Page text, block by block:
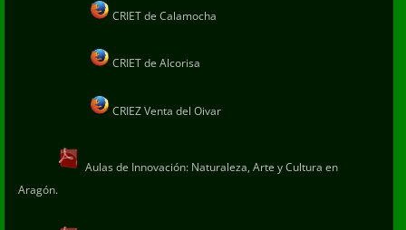
CRIET de Calamocha
CRIET de Alcorisa
CRIEZ Venta del Oivar
Aulas de Innovación: Naturaleza, Arte y Cultura en
Aragón.